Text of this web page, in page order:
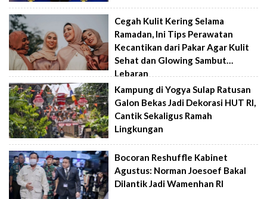
Cegah Kulit Kering Selama
Ramadan, Ini Tips Perawatan
Kecantikan dari Pakar Agar Kulit
Sehat dan Glowing Sambut
Lebaran
Kampung di Yogya Sulap Ratusan
Galon Bekas Jadi Dekorasi HUT RI,
Cantik Sekaligus Ramah
Lingkungan
Bocoran Reshuffle Kabinet
Agustus: Norman Joesoef Bakal
Dilantik Jadi Wamenhan RI